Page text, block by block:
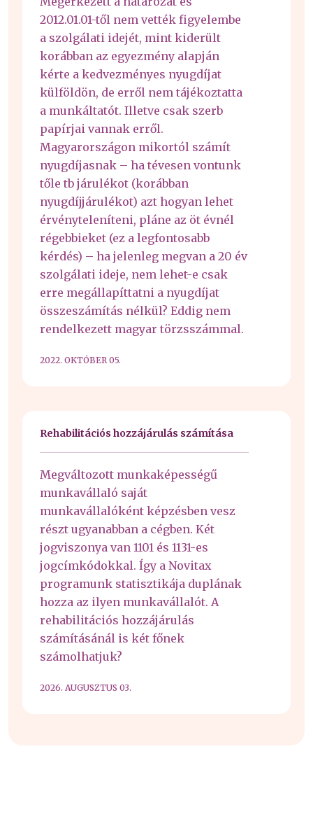
2012.01.01-től nem vették figyelembe
a szolgálati idejét, mint kiderült
korábban az egyezmény alapján
kérte a kedvezményes nyugdíjat
külföldön, de erről nem tájékoztatta
a munkáltatót. Illetve csak szerb
papírjai vannak erről.
Magyarországon mikortól számít
nyugdíjasnak – ha tévesen vontunk
tőle tb járulékot (korábban
nyugdíjjárulékot) azt hogyan lehet
érvényteleníteni, pláne az öt évnél
régebbieket (ez a legfontosabb
kérdés) – ha jelenleg megvan a 20 év
szolgálati ideje, nem lehet-e csak
erre megállapíttatni a nyugdíjat
összeszámítás nélkül? Eddig nem
rendelkezett magyar törzsszámmal.
2022. OKTÓBER 05.
Rehabilitációs hozzájárulás számítása
Megváltozott munkaképességű
munkavállaló saját
munkavállalóként képzésben vesz
részt ugyanabban a cégben. Két
jogviszonya van 1101 és 1131-es
jogcímkódokkal. Így a Novitax
programunk statisztikája duplának
hozza az ilyen munkavállalót. A
rehabilitációs hozzájárulás
számításánál is két főnek
számolhatjuk?
2026. AUGUSZTUS 03.